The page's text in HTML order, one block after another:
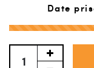
Date